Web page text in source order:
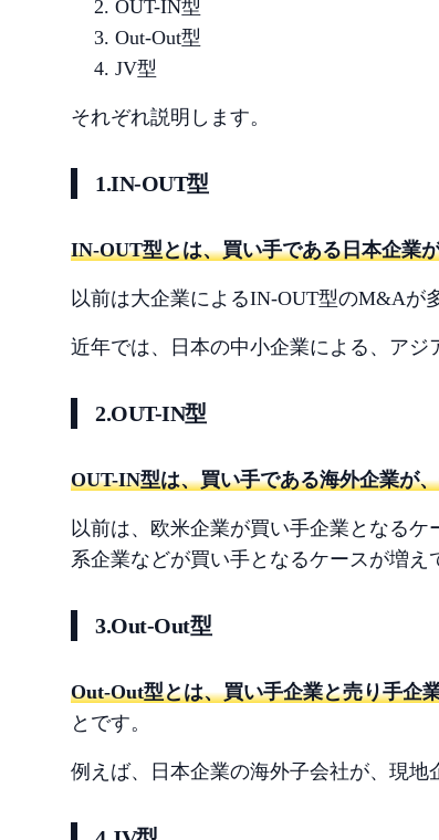
OUT-IN型
Out-Out型
JV型
それぞれ説明します。
1.IN-OUT型
IN-OUT型とは、買い手である日本企業
以前は大企業によるIN-OUT型のM&Aが
近年では、日本の中小企業による、ア
2.OUT-IN型
OUT-IN型は、買い手である海外企業が
以前は、欧米企業が買い手企業となる
系企業などが買い手となるケースが増え
3.Out-Out型
Out-Out型とは、買い手企業と売り手企
とです。
例えば、日本企業の海外子会社が、現地